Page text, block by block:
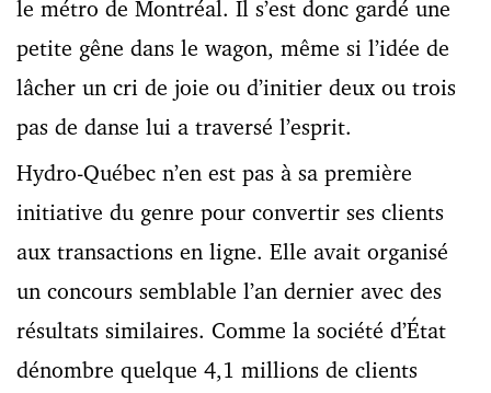
le métro de Montréal. Il s’est donc gardé une
petite gêne dans le wagon, même si l’idée de
lâcher un cri de joie ou d’initier deux ou trois
pas de danse lui a traversé l’esprit.
Hydro-Québec n’en est pas à sa première
initiative du genre pour convertir ses clients
aux transactions en ligne. Elle avait organisé
un concours semblable l’an dernier avec des
résultats similaires. Comme la société d’État
dénombre quelque 4,1 millions de clients